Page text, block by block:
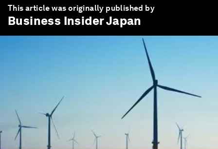
This article was originally published by
Business Insider Japan